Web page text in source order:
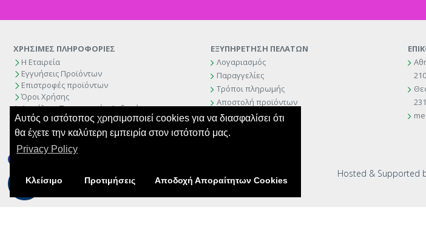
Αυτός ο ιστότοπος χρησιμοποιεί cookies για να διασφαλίσει ότι
θα έχετε την καλύτερη εμπειρία στον ιστότοπό μας.
Privacy Policy
Κλείσιμο Προτιμήσεις Aποδοχή Αποραίτητων Cookies
ΧΡΗΣΙΜΕΣ ΠΛΗΡΟΦΟΡΙΕΣ
Η Εταιρεία
Εγγυήσεις Προϊόντων
Επιστροφές προϊόντων
Όροι Χρήσης
Ασφάλεια Προσωπικών Δεδομένων
Κώδικας Δεοντολογίας Ηλεκτρονικού Εμπορίου
Πολιτική Cookies
ΕΞΥΠΗΡΕΤΗΣΗ ΠΕΛΑΤΩΝ
Λογαριασμός
Παραγγελίες
Τρόποι πληρωμής
Αποστολή προϊόντων
Φόρμα Επιστροφών
Hosted & Supported